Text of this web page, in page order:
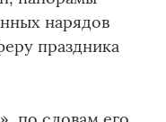
нарядов
праздника